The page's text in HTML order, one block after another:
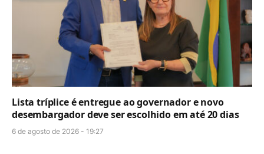
Lista tríplice é entregue ao governador e novo
desembargador deve ser escolhido em até 20 dias
6 de agosto de 2026 - 19:27